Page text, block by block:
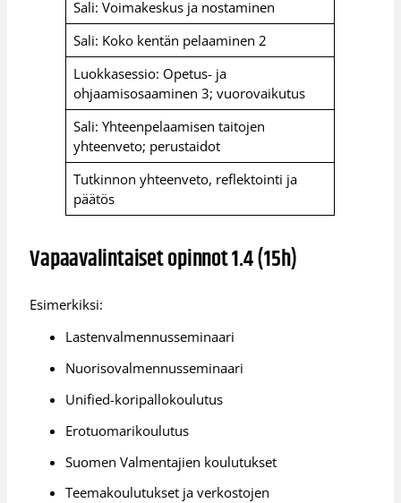
Sali: Voimakeskus ja nostaminen
Sali: Koko kentän pelaaminen 2
Luokkasessio: Opetus- ja
ohjaamisosaaminen 3; vuorovaikutus
Sali: Yhteenpelaamisen taitojen
yhteenveto; perustaidot
Tutkinnon yhteenveto, reflektointi ja
päätös
Vapaavalintaiset opinnot 1.4 (15h)
Esimerkiksi:
Lastenvalmennusseminaari
Nuorisovalmennusseminaari
Unified-koripallokoulutus
Erotuomarikoulutus
Suomen Valmentajien koulutukset
Teemakoulutukset ja verkostojen